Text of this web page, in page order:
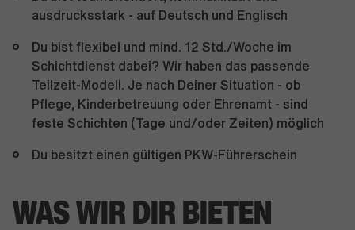
ausdrucksstark - auf Deutsch und Englisch
Du bist flexibel und mind. 12 Std./Woche im
Schichtdienst dabei? Wir haben das passende
Teilzeit-Modell. Je nach Deiner Situation - ob
Pflege, Kinderbetreuung oder Ehrenamt - sind
feste Schichten (Tage und/oder Zeiten) möglich
Du besitzt einen gültigen PKW-Führerschein
WAS WIR DIR BIETEN